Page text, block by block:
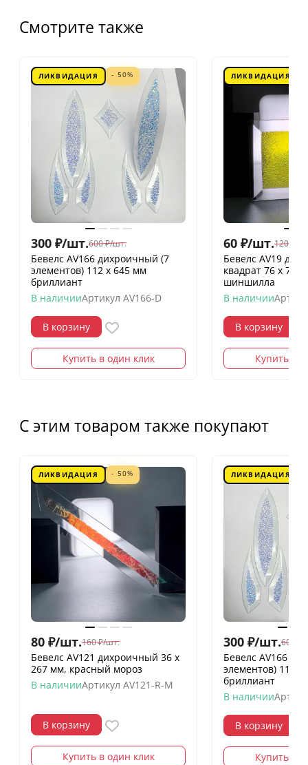
Смотрите также
ЛИКВИДАЦИЯ - 50%
300 ₽/шт.600 ₽/шт.
Бевелс AV166 дихроичный (7
элементов) 112 х 645 мм
бриллиант
В наличииАртикул AV166-D
В корзину
Купить в один клик
ЛИКВИДАЦИЯ
60 ₽/шт.120
Бевелс AV19
квадрат 76 х 76
шиншилла
В наличии
В корзину
Купить в
С этим товаром также покупают
ЛИКВИДАЦИЯ - 50%
80 ₽/шт.160 ₽/шт.
Бевелс AV121 дихроичный 36 х
267 мм, красный мороз
В наличииАртикул AV121-R-M
В корзину
Купить в один клик
ЛИКВИДАЦИЯ
300 ₽/шт.600
Бевелс AV166
элементов) 112
бриллиант
В наличии
В корзину
Купить в